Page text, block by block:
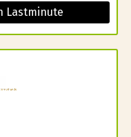
Lastminute